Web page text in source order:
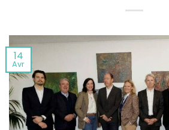
14
Avr